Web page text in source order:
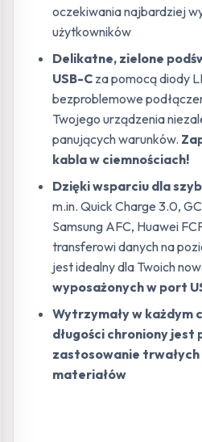
oczekiwania najbardziej
użytkowników
Delikatne, zielone
USB-C za pomocą diody
bezproblemowe
Twojego urządzenia
panujących warunków.
kabla w ciemnościach!
Dzięki wsparciu dla
m.in. Quick Charge 3.0,
Samsung AFC, Huawei
transferowi danych na
jest idealny dla Twoich
wyposażonych w port
Wytrzymały w każdym
długości chroniony jest
zastosowanie
materiałów